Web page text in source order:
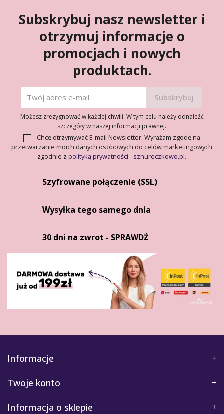
Subskrybuj nasz newsletter i
otrzymuj informacje o
promocjach i nowych
produktach.
Możesz zrezygnować w każdej chwili. W tym celu należy odnaleźć
szczegóły w naszej informacji prawnej.
Chcę otrzymywać E-mail Newsletter. Wyrażam zgodę na
przetwarzanie moich danych osobowych do celów marketingowych
zgodnie z polityką prywatności - sznureczkowo.pl.
Szyfrowane połączenie (SSL)
Wysyłka tego samego dnia
30 dni na zwrot - SPRAWDŹ
Informacje
Twoje konto
Informacja o sklepie